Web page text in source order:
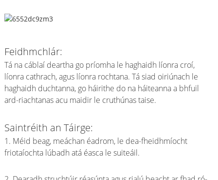
Feidhmchlár:
Tá na cáblaí deartha go príomha le haghaidh líonra croí,
líonra cathrach, agus líonra rochtana. Tá siad oiriúnach le
haghaidh duchtanna, go háirithe do na háiteanna a bhfuil
ard-riachtanas acu maidir le cruthúnas taise.
Saintréith an Táirge:
1. Méid beag, meáchan éadrom, le dea-fheidhmíocht
friotaíochta lúbadh atá éasca le suiteáil.